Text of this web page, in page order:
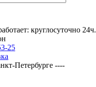
круглосуточно 24ч.
25
Петербурге ----